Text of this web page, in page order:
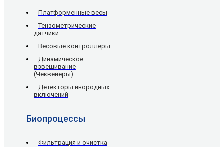
Платформенные весы
Тензометрические
датчики
Весовые контроллеры
Динамическое
взвешивание
(Чеквейеры)
Детекторы инородных
включений
Биопроцессы
Фильтрация и очистка